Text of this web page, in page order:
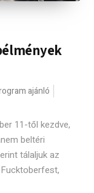
ajánló
11-től kezdve,
beltéri
tálaljuk az